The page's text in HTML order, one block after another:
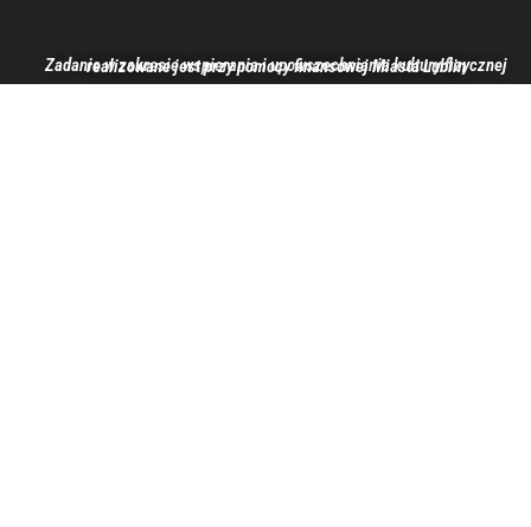
Zadanie w zakresie wspierania i upowszechniania kultury fizycznej realizowane jest przy pomocy finansowej Miasta Lublin